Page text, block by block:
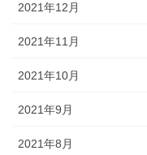
2021年12月
2021年11月
2021年10月
2021年9月
2021年8月